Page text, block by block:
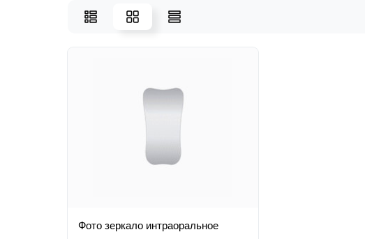
Фото зеркало интраоральное